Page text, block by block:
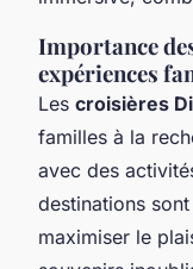
Importance
expériences
Les croisières
familles à la
avec des
destinations
maximiser le